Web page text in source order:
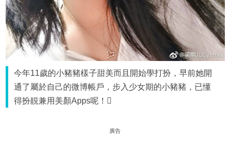
今年11歲的小豬豬樣子甜美而且開始學打扮，早前她開
通了屬於自己的微博帳戶，步入少女期的小豬豬，已懂
得扮靚兼用美顏Apps呢！
廣告